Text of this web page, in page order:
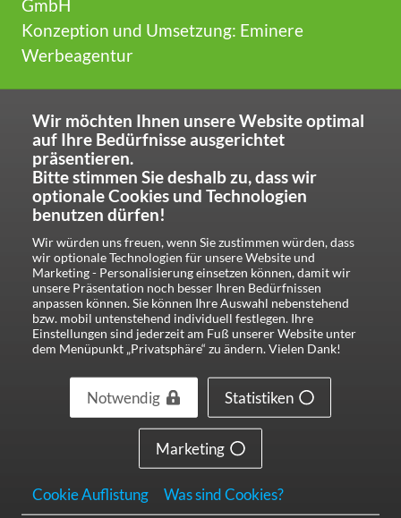
GmbH
Konzeption und Umsetzung: Eminere
Werbeagentur
Wir möchten Ihnen unsere Website optimal
auf Ihre Bedürfnisse ausgerichtet
präsentieren.
Bitte stimmen Sie deshalb zu, dass wir
optionale Cookies und Technologien
benutzen dürfen!
Wir würden uns freuen, wenn Sie zustimmen würden, dass
wir optionale Technologien für unsere Website und
Marketing - Personalisierung einsetzen können, damit wir
unsere Präsentation noch besser Ihren Bedürfnissen
anpassen können. Sie können Ihre Auswahl nebenstehend
bzw. mobil untenstehend individuell festlegen. Ihre
Einstellungen sind jederzeit am Fuß unserer Website unter
dem Menüpunkt „Privatsphäre“ zu ändern. Vielen Dank!
Notwendig Statistiken
Marketing
Cookie Auflistung Was sind Cookies?